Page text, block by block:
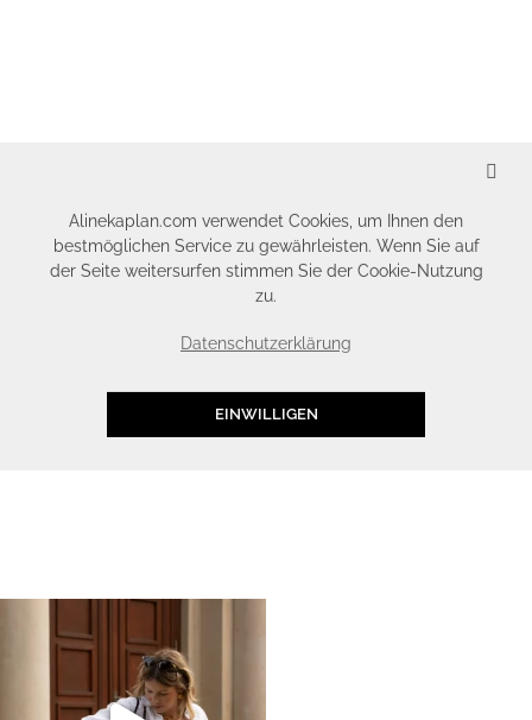
Alinekaplan.com verwendet Cookies, um Ihnen den
bestmöglichen Service zu gewährleisten. Wenn Sie auf
der Seite weitersurfen stimmen Sie der Cookie-Nutzung
zu.
Datenschutzerklärung
EINWILLIGEN